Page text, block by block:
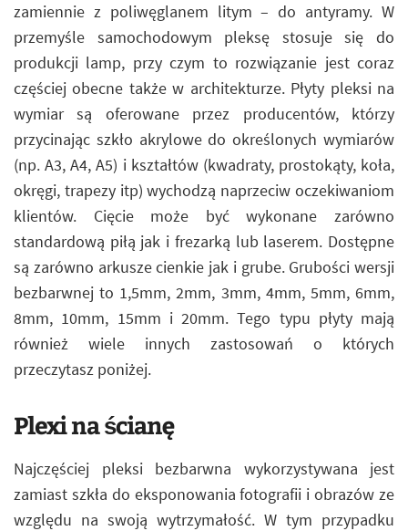
zamiennie z poliwęglanem litym – do antyramy. W
przemyśle samochodowym pleksę stosuje się do
produkcji lamp, przy czym to rozwiązanie jest coraz
częściej obecne także w architekturze. Płyty pleksi na
wymiar są oferowane przez producentów, którzy
przycinając szkło akrylowe do określonych wymiarów
(np. A3, A4, A5) i kształtów (kwadraty, prostokąty, koła,
okręgi, trapezy itp) wychodzą naprzeciw oczekiwaniom
klientów. Cięcie może być wykonane zarówno
standardową piłą jak i frezarką lub laserem. Dostępne
są zarówno arkusze cienkie jak i grube. Grubości wersji
bezbarwnej to 1,5mm, 2mm, 3mm, 4mm, 5mm, 6mm,
8mm, 10mm, 15mm i 20mm. Tego typu płyty mają
również wiele innych zastosowań o których
przeczytasz poniżej.
Plexi na ścianę
Najczęściej pleksi bezbarwna wykorzystywana jest
zamiast szkła do eksponowania fotografii i obrazów ze
względu na swoją wytrzymałość. W tym przypadku